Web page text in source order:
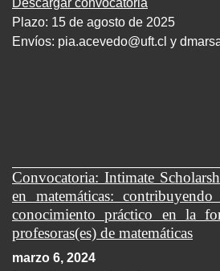
Descargar convocatoria
Plazo: 15 de agosto de 2025
Envíos: pia.acevedo@uft.cl y
Convocatoria: Intimate
en matemáticas:
conocimiento práctico en la
profesoras(es) de matemáticas
marzo 6, 2024